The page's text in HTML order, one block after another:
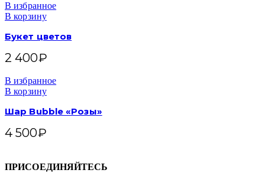
В избранное
В корзину
Букет цветов
2 400₽
В избранное
В корзину
Шар Bubble «Розы»
4 500₽
ПРИСОЕДИНЯЙТЕСЬ